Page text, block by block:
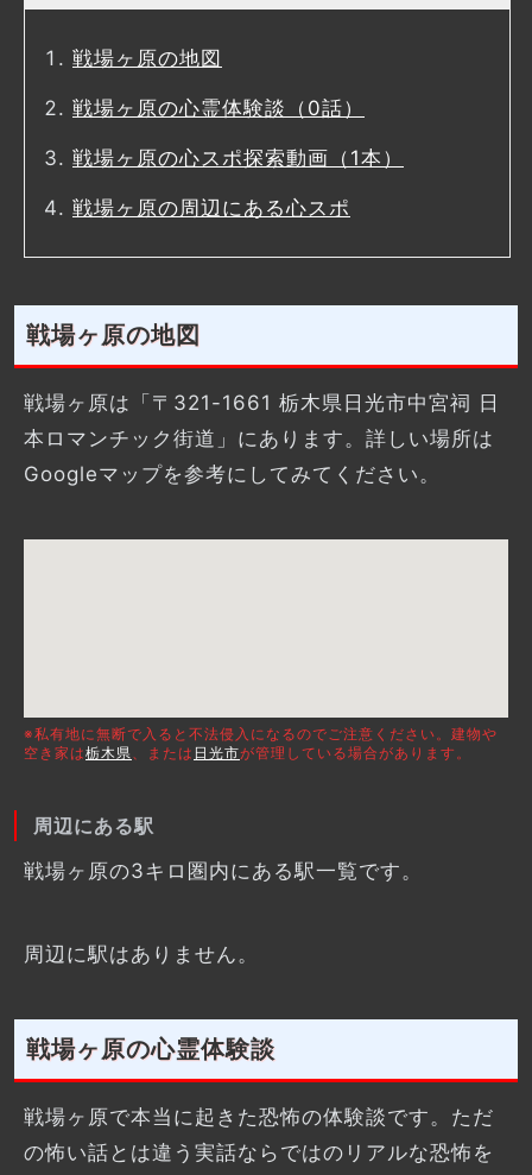
戦場ヶ原の地図
戦場ヶ原の心霊体験談（0話）
戦場ヶ原の心スポ探索動画（1本）
戦場ヶ原の周辺にある心スポ
戦場ヶ原の地図
戦場ヶ原は「〒321-1661 栃木県日光市中宮祠 日
本ロマンチック街道」にあります。詳しい場所は
Googleマップを参考にしてみてください。
※私有地に無断で入ると不法侵入になるのでご注意ください。建物や
空き家は栃木県、または 日光市が管理している場合があります。
周辺にある駅
戦場ヶ原の3キロ圏内にある駅一覧です。
周辺に駅はありません。
戦場ヶ原の心霊体験談
戦場ヶ原で本当に起きた恐怖の体験談です。ただ
の怖い話とは違う実話ならではのリアルな恐怖を